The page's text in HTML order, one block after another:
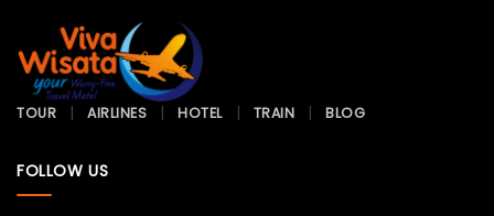
TOUR AIRLINES HOTEL TRAIN BLOG
FOLLOW US